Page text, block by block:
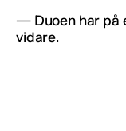
— Duoen har på
vidare.